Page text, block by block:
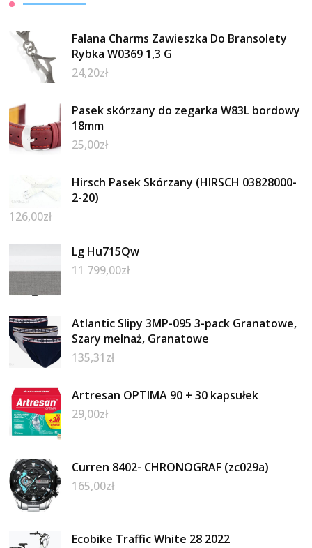
Falana Charms Zawieszka Do Bransolety
Rybka W0369 1,3 G
24,20zł
Pasek skórzany do zegarka W83L bordowy
18mm
25,00zł
Hirsch Pasek Skórzany (HIRSCH 03828000-
2-20)
126,00zł
Lg Hu715Qw
11 799,00zł
Atlantic Slipy 3MP-095 3-pack Granatowe,
Szary melnaż, Granatowe
135,31zł
Artresan OPTIMA 90 + 30 kapsułek
29,00zł
Curren 8402- CHRONOGRAF (zc029a)
165,00zł
Ecobike Traffic White 28 2022